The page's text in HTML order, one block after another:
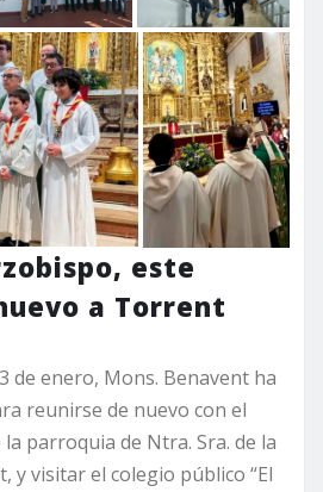
este
a Torrent
de enero, Mons. Benavent ha
reunirse de nuevo con el
parroquia de Ntra. Sra. de la
y visitar el colegio público “El